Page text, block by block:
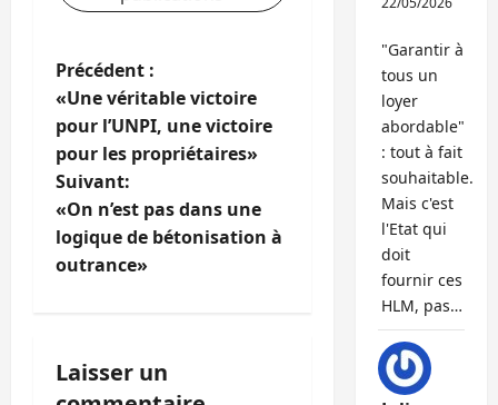
N
a
v
i
g
t
Précédent :
«Une véritable victoire
pour l’UNPI, une victoire
pour les propriétaires»
Suivant:
«On n’est pas dans une
logique de bétonisation à
outrance»
Laisser un
"Garantir à
tous un
loyer
abordable"
: tout à fait
souhaitable.
Mais c'est
l'Etat qui
doit
fournir ces
HLM, pas…